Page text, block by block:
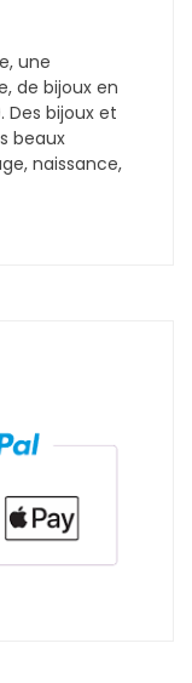
une
de bijoux en
Des bijoux et
beaux
naissance,